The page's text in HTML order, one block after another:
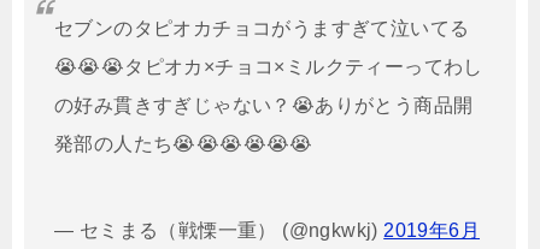
セブンのタピオカチョコがうますぎて泣いてる
😭😭😭タピオカ×チョコ×ミルクティーってわし
の好み貫きすぎじゃない？😭ありがとう商品開
発部の人たち😭😭😭😭😭😭
— セミまる（戦慄一重） (@ngkwkj) 2019年6月